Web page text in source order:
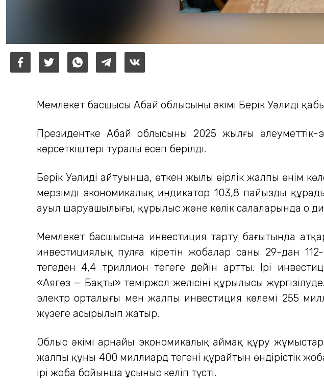
Мемлекет басшысы Абай облысының әкімі Берік Уәлиді
Президентке Абай облысының 2025 жылғы
көрсеткіштері туралы есеп берілді.
Берік Уәлидің айтуынша, өткен жылы өңірлік жалпы өнім
мерзімді экономикалық индикатор 103,8 пайызды
ауыл шаруашылығы, құрылыс және көлік салаларында оң
Мемлекет басшысына инвестиция тарту бағытында
инвестициялық пулға кіретін жобалар саны 29-дан
теңгеден 4,4 триллион теңгеге дейін артты. Ірі
«Аягөз — Бақты» теміржол желісінің құрылысы
электр орталығы мен жалпы инвестиция көлемі 255
жүзеге асырылып жатыр.
Облыс әкімі арнайы экономикалық аймақ құру
жалпы құны 400 миллиард теңгені құрайтын өндірістік
ірі жоба бойынша ұсыныс келіп түсті.